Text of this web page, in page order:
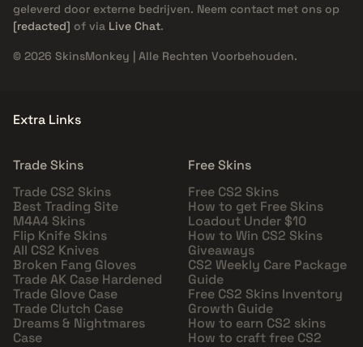
geleverd door externe bedrijven. Neem contact met ons op
[redacted] of via Live Chat.
© 2026 SkinsMonkey | Alle Rechten Voorbehouden.
Extra Links
Trade Skins
Trade CS2 Skins
Best Trading Site
M4A4 Skins
Flip Knife Skins
All CS2 Knives
Broken Fang Gloves
Trade AK Case Hardened
Trade Glove Case
Trade Clutch Case
Dreams & Nightmares
Case
Free Skins
Free CS2 Skins
How to get Free Skins
Loadout Under $10
How to Win CS2 Skins
Giveaways
CS2 Weekly Care Package
Guide
Free CS2 Skins Inventory
Growth Guide
How to earn CS2 skins
How to craft free CS2